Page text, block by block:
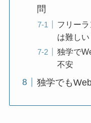
問
フリー
は難しい
独学で
不安
独学でも